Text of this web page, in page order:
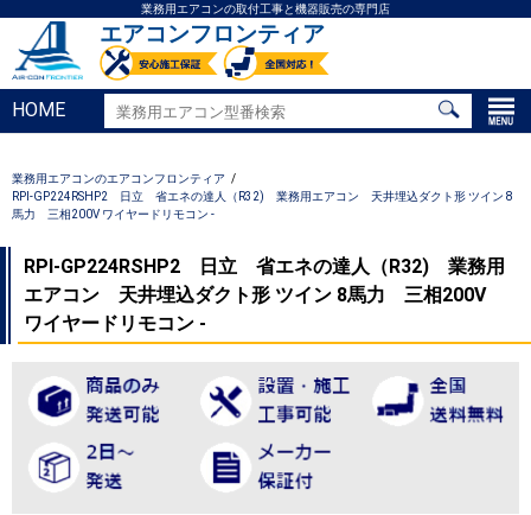
業務用エアコンの取付工事と機器販売の専門店
エアコンフロンティア
HOME
業務用エアコンのエアコンフロンティア
RPI-GP224RSHP2 日立 省エネの達人（R32) 業務用エアコン 天井埋込ダクト形 ツイン 8
馬力 三相200V ワイヤードリモコン -
RPI-GP224RSHP2 日立 省エネの達人（R32) 業務用
エアコン 天井埋込ダクト形 ツイン 8馬力 三相200V
ワイヤードリモコン -